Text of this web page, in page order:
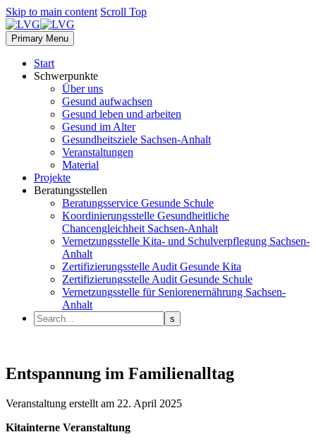
Skip to main content Scroll Top
Primary Menu
Start
Schwerpunkte
Über uns
Gesund aufwachsen
Gesund leben und arbeiten
Gesund im Alter
Gesundheitsziele Sachsen-Anhalt
Veranstaltungen
Material
Projekte
Beratungsstellen
Beratungsservice Gesunde Schule
Koordinierungsstelle Gesundheitliche
Chancengleichheit Sachsen-Anhalt
Vernetzungsstelle Kita- und Schulverpflegung Sachsen-
Anhalt
Zertifizierungsstelle Audit Gesunde Kita
Zertifizierungsstelle Audit Gesunde Schule
Vernetzungsstelle für Seniorenernährung Sachsen-
Anhalt
Entspannung im Familienalltag
Veranstaltung erstellt am 22. April 2025
Kitainterne Veranstaltung